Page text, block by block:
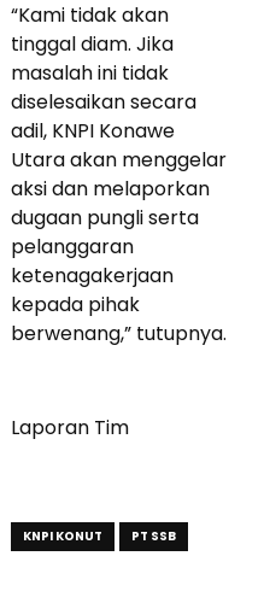
“Kami tidak akan
tinggal diam. Jika
masalah ini tidak
diselesaikan secara
adil, KNPI Konawe
Utara akan menggelar
aksi dan melaporkan
dugaan pungli serta
pelanggaran
ketenagakerjaan
kepada pihak
berwenang,” tutupnya.
Laporan Tim
KNPI KONUT PT SSB